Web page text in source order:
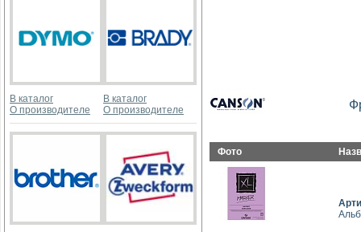
В каталог
О производителе
В каталог
О производителе
Фото